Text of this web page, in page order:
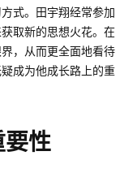
式。田宇翔经常参加
取新的思想火花。在
，从而更全面地看待
成为他成长路上的重
性